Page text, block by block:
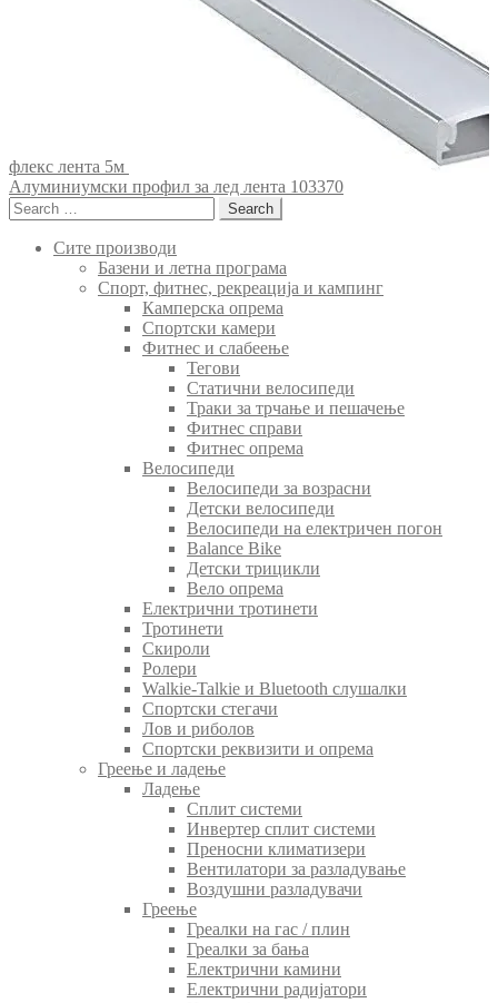
флекс лента 5м
Алуминиумски профил за лед лента 103370
Search
for:
Сите производи
Базени и летна програма
Спорт, фитнес, рекреација и кампинг
Камперска опрема
Спортски камери
Фитнес и слабеење
Тегови
Статични велосипеди
Траки за трчање и пешачење
Фитнес справи
Фитнес опрема
Велосипеди
Велосипеди за возрасни
Детски велосипеди
Велосипеди на електричен погон
Balance Bike
Детски трицикли
Вело опрема
Електрични тротинети
Тротинети
Скироли
Ролери
Walkie-Talkie и Bluetooth слушалки
Спортски стегачи
Лов и риболов
Спортски реквизити и опрема
Греење и ладење
Ладење
Сплит системи
Инвертер сплит системи
Преносни климатизери
Вентилатори за разладување
Воздушни разладувачи
Греење
Греалки на гас / плин
Греалки за бања
Електрични камини
Електрични радијатори